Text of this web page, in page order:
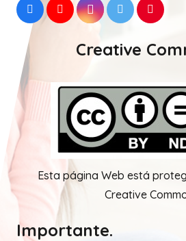
Creative
Esta página Web está
Creative
Importante.